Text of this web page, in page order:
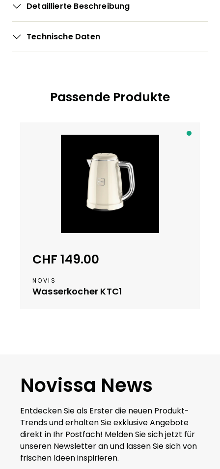
Detaillierte Beschreibung
Technische Daten
Produktgalerie überspringen
Passende Produkte
a
r
Regulärer Preis:
CHF 149.00
NOVIS
Wasserkocher KTC1
Novissa News
Entdecken Sie als Erster die neuen Produkt-
Trends und erhalten Sie exklusive Angebote
direkt in Ihr Postfach! Melden Sie sich jetzt für
unseren Newsletter an und lassen Sie sich von
frischen Ideen inspirieren.